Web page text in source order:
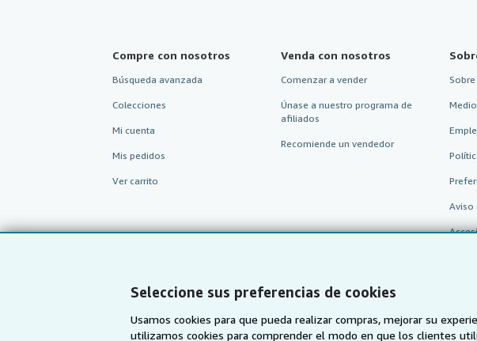
Seleccione sus preferencias de cookies
Usamos cookies para que pueda realizar compras, mejorar su
utilizamos cookies para comprender el modo en que los clientes
Compre con nosotros
Búsqueda avanzada
Colecciones
Mi cuenta
Mis pedidos
Ver carrito
Venda con nosotros
Comenzar a vender
Únase a nuestro programa de
afiliados
Recomiende un vendedor
Aviso